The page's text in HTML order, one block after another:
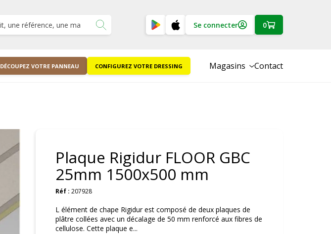
Se connecter 0
DÉCOUPEZ VOTRE PANNEAU CONFIGUREZ VOTRE DRESSING Magasins Contact
Plaque Rigidur FLOOR GBC
25mm 1500x500 mm
Réf : 207928
L élément de chape Rigidur est composé de deux plaques de
plâtre collées avec un décalage de 50 mm renforcé aux fibres de
cellulose. Cette plaque e...